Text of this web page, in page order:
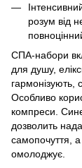
розум від
СПА-набори
для душу,
Особливо
компреси.
дозволить
самопочуття,
омолоджує.